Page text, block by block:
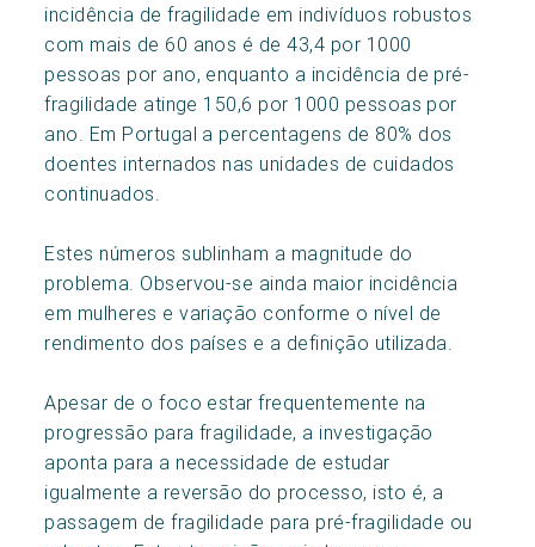
incidência de fragilidade em indivíduos robustos
com mais de 60 anos é de 43,4 por 1000
pessoas por ano, enquanto a incidência de pré-
fragilidade atinge 150,6 por 1000 pessoas por
ano. Em Portugal a percentagens de 80% dos
doentes internados nas unidades de cuidados
continuados.
Estes números sublinham a magnitude do
problema. Observou-se ainda maior incidência
em mulheres e variação conforme o nível de
rendimento dos países e a definição utilizada.
Apesar de o foco estar frequentemente na
progressão para fragilidade, a investigação
aponta para a necessidade de estudar
igualmente a reversão do processo, isto é, a
passagem de fragilidade para pré-fragilidade ou